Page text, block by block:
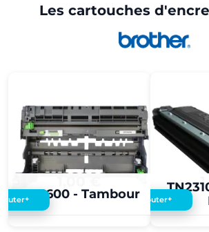
Les cartouches
DR3600 - Tambour
+ Ajouter+